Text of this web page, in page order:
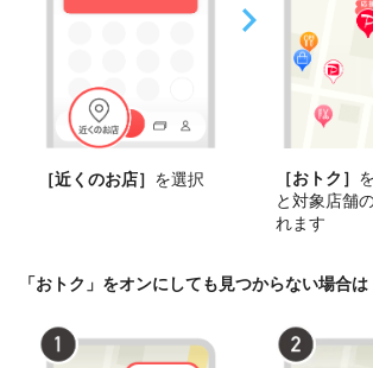
［近くのお店］ を選択 ［おトク］
と対象店舗
れます
「おトク」をオンにしても見つからない場合は